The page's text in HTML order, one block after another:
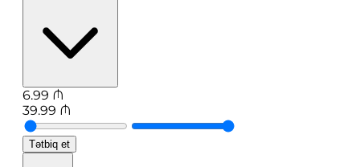
6.99 ₼
39.99 ₼
Tətbiq et